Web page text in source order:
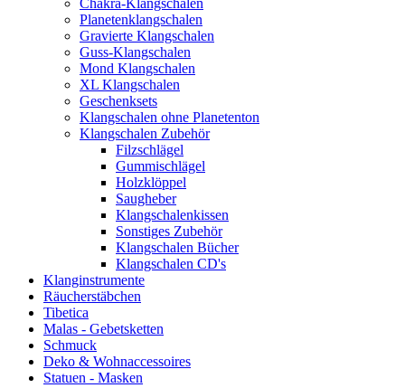
Chakra-Klangschalen
Planetenklangschalen
Gravierte Klangschalen
Guss-Klangschalen
Mond Klangschalen
XL Klangschalen
Geschenksets
Klangschalen ohne Planetenton
Klangschalen Zubehör
Filzschlägel
Gummischlägel
Holzklöppel
Saugheber
Klangschalenkissen
Sonstiges Zubehör
Klangschalen Bücher
Klangschalen CD's
Klanginstrumente
Räucherstäbchen
Tibetica
Malas - Gebetsketten
Schmuck
Deko & Wohnaccessoires
Statuen - Masken